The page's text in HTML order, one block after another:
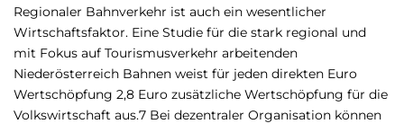
Regionaler Bahnverkehr ist auch ein wesentlicher
Wirtschaftsfaktor. Eine Studie für die stark regional und
mit Fokus auf Tourismusverkehr arbeitenden
Niederösterreich Bahnen weist für jeden direkten Euro
Wertschöpfung 2,8 Euro zusätzliche Wertschöpfung für die
Volkswirtschaft aus.7 Bei dezentraler Organisation können